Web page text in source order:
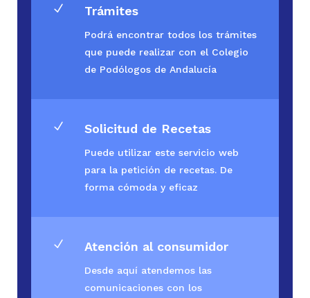
N Trámites
Podrá encontrar todos los trámites
que puede realizar con el Colegio
de Podólogos de Andalucía
N Solicitud de Recetas
Puede utilizar este servicio web
para la petición de recetas. De
forma cómoda y eficaz
N Atención al consumidor
Desde aquí atendemos las
comunicaciones con los